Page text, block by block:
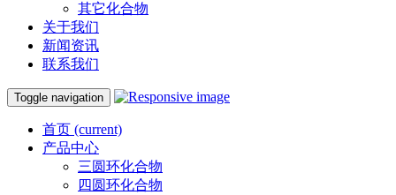
其它化合物
关于我们
新闻资讯
联系我们
Toggle navigation
首页 (current)
产品中心
三圆环化合物
四圆环化合物